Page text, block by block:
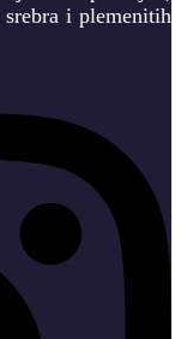
i plemenitih